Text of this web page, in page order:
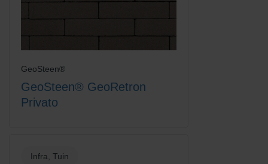
Rood/Bruin
GeoSteen®
GeoSteen® GeoRetron
Privato
Infra, Tuin